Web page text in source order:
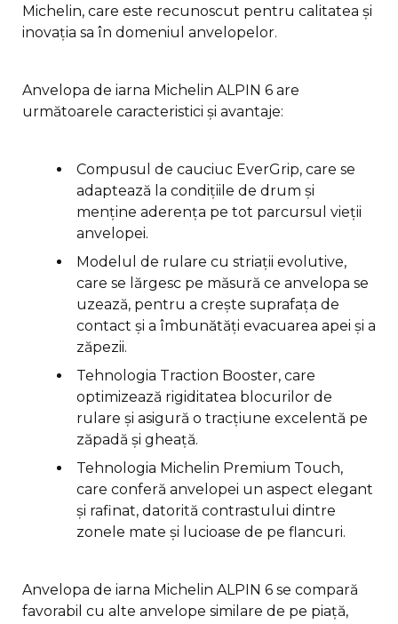
Michelin, care este recunoscut pentru calitatea și
inovația sa în domeniul anvelopelor.
Anvelopa de iarna Michelin ALPIN 6 are
următoarele caracteristici și avantaje:
Compusul de cauciuc EverGrip, care se
adaptează la condițiile de drum și
menține aderența pe tot parcursul vieții
anvelopei.
Modelul de rulare cu striații evolutive,
care se lărgesc pe măsură ce anvelopa se
uzează, pentru a crește suprafața de
contact și a îmbunătăți evacuarea apei și a
zăpezii.
Tehnologia Traction Booster, care
optimizează rigiditatea blocurilor de
rulare și asigură o tracțiune excelentă pe
zăpadă și gheață.
Tehnologia Michelin Premium Touch,
care conferă anvelopei un aspect elegant
și rafinat, datorită contrastului dintre
zonele mate și lucioase de pe flancuri.
Anvelopa de iarna Michelin ALPIN 6 se compară
favorabil cu alte anvelope similare de pe piață,